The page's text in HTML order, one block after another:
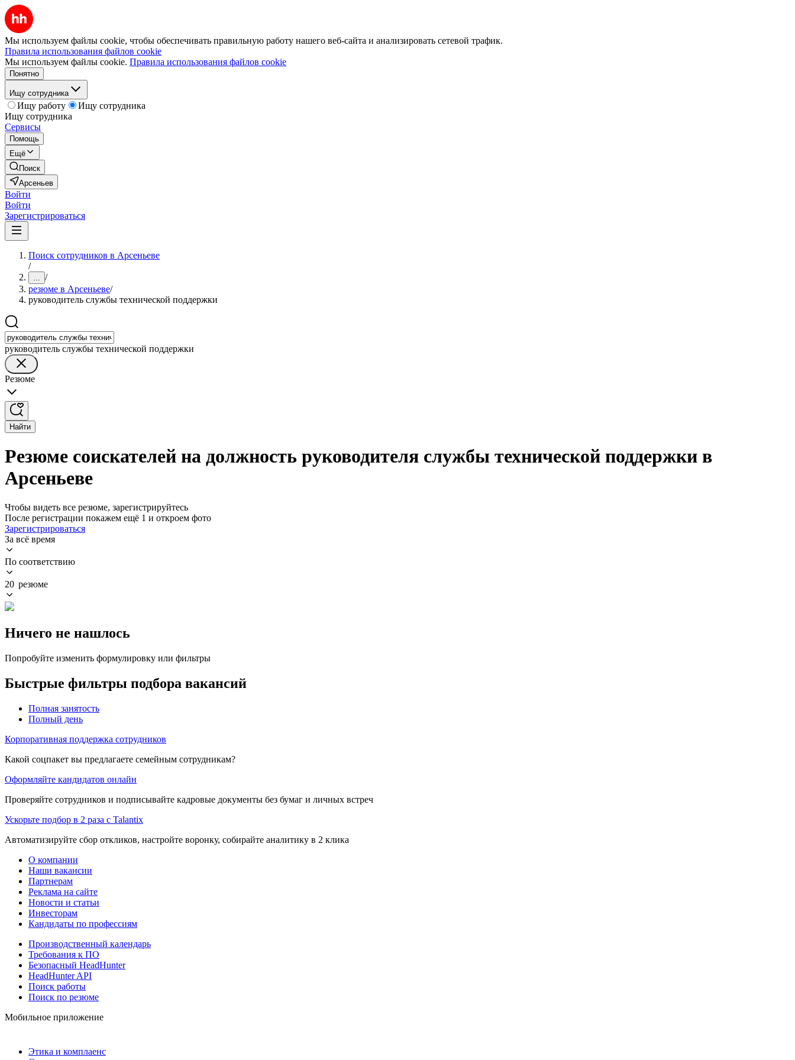
Мы используем файлы cookie, чтобы обеспечивать правильную работу нашего веб-сайта и анализировать сетевой трафик.
Правила использования файлов cookie
Мы используем файлы cookie. Правила использования файлов cookie
Понятно
Ищу сотрудника
Ищу работу
Ищу сотрудника
Ищу сотрудника
Сервисы
Помощь
Ещё
Поиск
Арсеньев
Войти
Войти
Зарегистрироваться
Поиск сотрудников в Арсеньеве
/
... /
резюме в Арсеньеве/
руководитель службы технической поддержки
руководитель службы технической поддержки
Резюме
Найти
Резюме соискателей на должность руководителя службы технической поддержки в
Арсеньеве
Чтобы видеть все резюме, зарегистрируйтесь
После регистрации покажем ещё 1 и откроем фото
Зарегистрироваться
За всё время
По соответствию
20 резюме
Ничего не нашлось
Попробуйте изменить формулировку или фильтры
Быстрые фильтры подбора вакансий
Полная занятость
Полный день
Корпоративная поддержка сотрудников
Какой соцпакет вы предлагаете семейным сотрудникам?
Оформляйте кандидатов онлайн
Проверяйте сотрудников и подписывайте кадровые документы без бумаг и личных встреч
Ускорьте подбор в 2 раза с Talantix
Автоматизируйте сбор откликов, настройте воронку, собирайте аналитику в 2 клика
О компании
Наши вакансии
Партнерам
Реклама на сайте
Новости и статьи
Инвесторам
Кандидаты по профессиям
Производственный календарь
Требования к ПО
Безопасный HeadHunter
HeadHunter API
Поиск работы
Поиск по резюме
Мобильное приложение
Этика и комплаенс